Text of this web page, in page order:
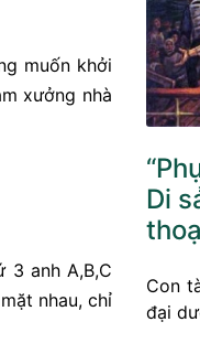
muốn khởi
xưởng nhà
3 anh A,B,C
nhau, chỉ
Di
Con
đại